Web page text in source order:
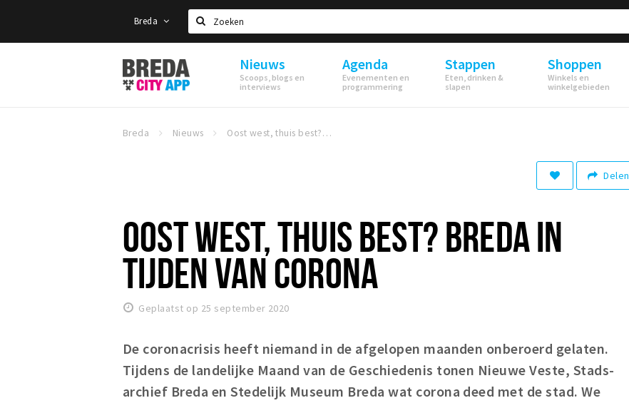
Breda
Zoeken
Stappen
&
Shoppen
Nieuws
Scoops, blogs en
interviews
Agenda
Evenementen en
programmering
Stappen
Eten, drinken &
slapen
Shoppen
Winkels en
winkelgebieden
Breda Nieuws Oost west, thuis best? Breda in tijden van corona
Delen
OOST WEST, THUIS BEST? BREDA IN
TIJDEN VAN CORONA
Geplaatst op 25 september 2020
De coronacrisis heeft niemand in de afgelopen maanden onberoerd gelaten.
Tijdens de landelijke Maand van de Geschiedenis tonen Nieuwe Veste, Stads-
archief Breda en Stedelijk Museum Breda wat corona deed met de stad. We